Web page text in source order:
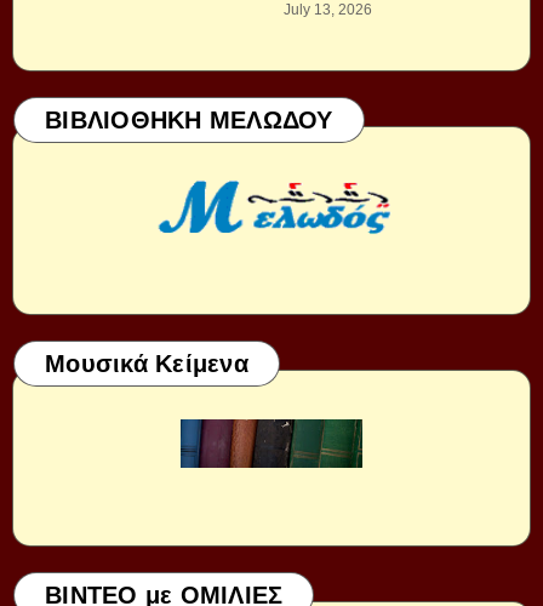
July 13, 2026
ΒΙΒΛΙΟΘΗΚΗ ΜΕΛΩΔΟΥ
Μουσικά Κείμενα
ΒΙΝΤΕΟ με ΟΜΙΛΙΕΣ